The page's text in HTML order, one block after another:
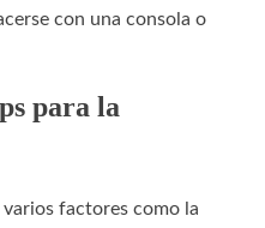
con una consola o
para la
varios factores como la